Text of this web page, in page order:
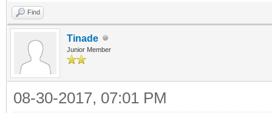
Find
Tinade
Junior Member
08-30-2017, 07:01 PM